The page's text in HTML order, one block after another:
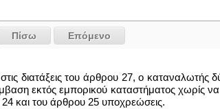
Πίσω
Επόμενο
διατάξεις του άρθρου 27, ο
εκτός εμπορικού καταστήματος χωρίς
24 και του άρθρου 25 υποχρεώσεις.